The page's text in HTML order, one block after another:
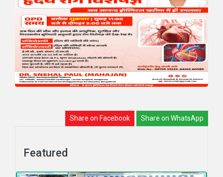
Share on Facebook Share on WhatsApp
Featured